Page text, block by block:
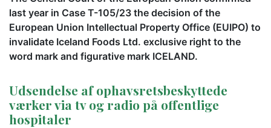
last year in Case T-105/23 the decision of the
European Union Intellectual Property Office (EUIPO) to
invalidate Iceland Foods Ltd. exclusive right to the
word mark and figurative mark ICELAND.
Udsendelse af ophavsretsbeskyttede
værker via tv og radio på offentlige
hospitaler